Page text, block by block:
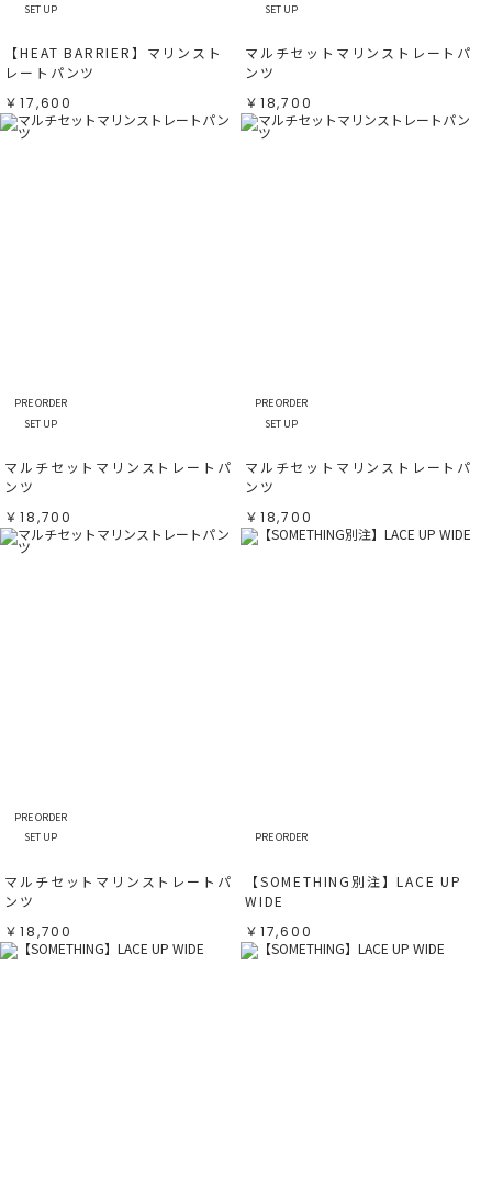
SET UP
【HEAT BARRIER】マリンスト
レートパンツ
￥17,600
SET UP
マルチセットマリンストレートパ
ンツ
￥18,700
PRE ORDER
SET UP
マルチセットマリンストレートパ
ンツ
￥18,700
PRE ORDER
SET UP
マルチセットマリンストレートパ
ンツ
￥18,700
PRE ORDER
SET UP
マルチセットマリンストレートパ
ンツ
￥18,700
PRE ORDER
【SOMETHING別注】LACE UP
WIDE
￥17,600